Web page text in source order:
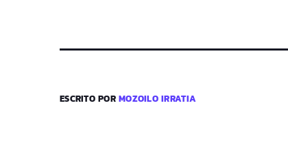
ESCRITO PORMOZOILO IRRATIA